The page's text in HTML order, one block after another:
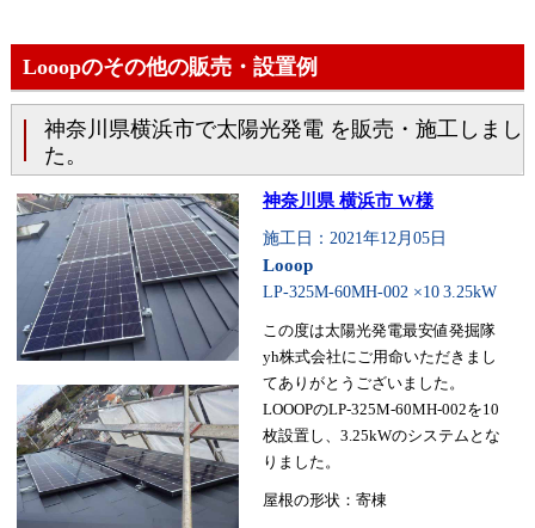
Looopのその他の販売・設置例
神奈川県横浜市で太陽光発電 を販売・施工しまし
た。
神奈川県 横浜市 W様
施工日：2021年12月05日
Looop
LP-325M-60MH-002 ×10 3.25kW
この度は太陽光発電最安値発掘隊
yh株式会社にご用命いただきまし
てありがとうございました。
LOOOPのLP-325M-60MH-002を10
枚設置し、3.25kWのシステムとな
りました。
屋根の形状：寄棟